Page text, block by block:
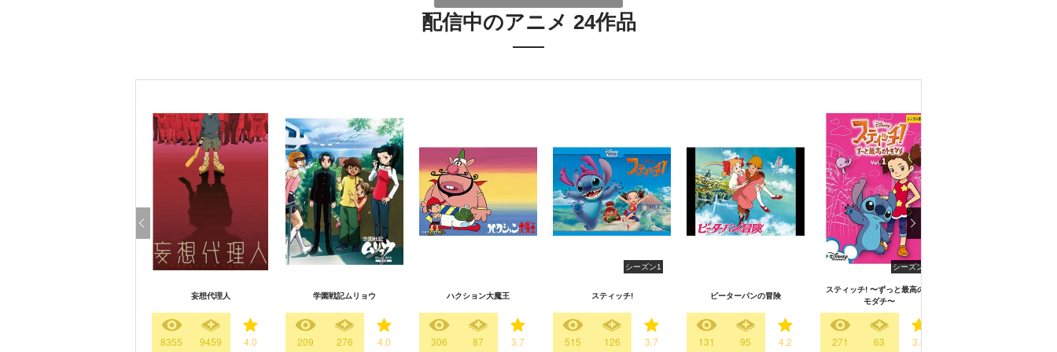
配信中のアニメ 24作品
妄想代理人
8355 9459 4.0
学園戦記ムリョウ
209 276 4.0
ハクション大魔王
306 87 3.7
シーズン1
スティッチ!
515 126 3.7
ピーターパンの冒険
131 95 4.2
シーズン3
スティッチ! 〜ずっと最高のト
モダチ〜
271 63 3.8